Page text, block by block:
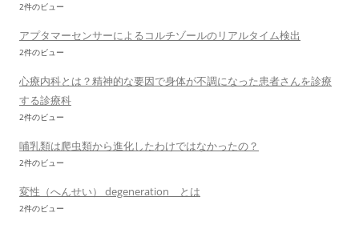
2件のビュー
アプタマーセンサーによるコルチゾールのリアルタイム検出
2件のビュー
心療内科とは？精神的な要因で身体が不調になった患者さんを診療
する診療科
2件のビュー
哺乳類は爬虫類から進化したわけではなかったの？
2件のビュー
変性（へんせい） degeneration とは
2件のビュー